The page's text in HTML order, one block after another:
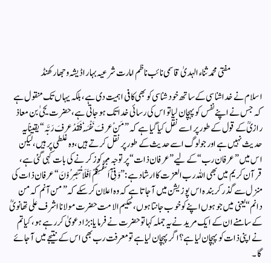
مفتی محمد ثناء الہدیٰ قاسمی نائب ناظم امارت شرعیہ بہار اڈیشہ و جھارکھنڈ
اسلام نے خدا شناسی کے ساتھ خود شناسی کو بھی کافی اہمیت دی ہے، بلکہ یہاں تک منقول ہے
کہ جس نے اپنے نفس کو پہچان لیا تو اس کی رسائی خدا تک ہوجاتی ہے، حضرت یحیٰ بن معاذ
رازیؒ کے قول کے طورپر اسے نقل کیا گیا ہے کہ ”مَنْ عرفَ نَفْسَہٗ فَقَدْ عرفَ رَبَّہ“ یقیناً یہ
حدیث نہیں ہے اور جو لوگ اسے حدیث کے طورپر نقل کرتے ہیں، وہ غلطی پر ہیں، لیکن
اس میں ”عرفان رب“ کے لیے ”عرفان ذات“ پر توجہ مرکوز کرنے کی بات کہی گئی ہے،
قرآن کریم میں بھی اللہ رب العزت کا ارشاد ہے: ”وَ فِیْٓ اَنْفُسِکُمْ اَفَلَا تُبْصِرُوْنَ“ عرفان ذات کی
منزل سے گذرکر بندہ اس پوزیشن میں آجاتا ہے کہ وہ اعلان کرسکے کہ ”من آنم کہ من
دانم“ یعنی میں جو ہوں اپنے کو خوب جانتا ہوں، حکیم الامت حضرت مولانا اشرف علی تھانویؒ
کے سامنے ان کے ایک مرید نے یہ جملہ کہا تو حضرت نے فرمایا: بڑا دعویٰ کر رہے ہو، کیا تم
نے اپنی ذات کو پہچان لیا ہے؟ اگر پہچان لیا ہے تو معرفت رب بھی اس کے نتیجے میں آجائے
گا۔